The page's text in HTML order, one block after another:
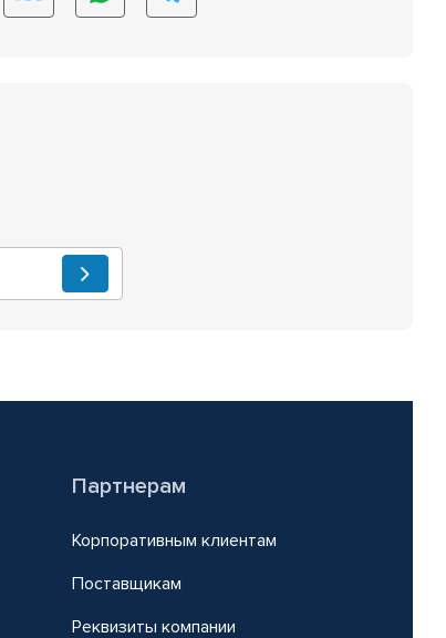
Партнерам
Корпоративным клиентам
Поставщикам
Реквизиты компании